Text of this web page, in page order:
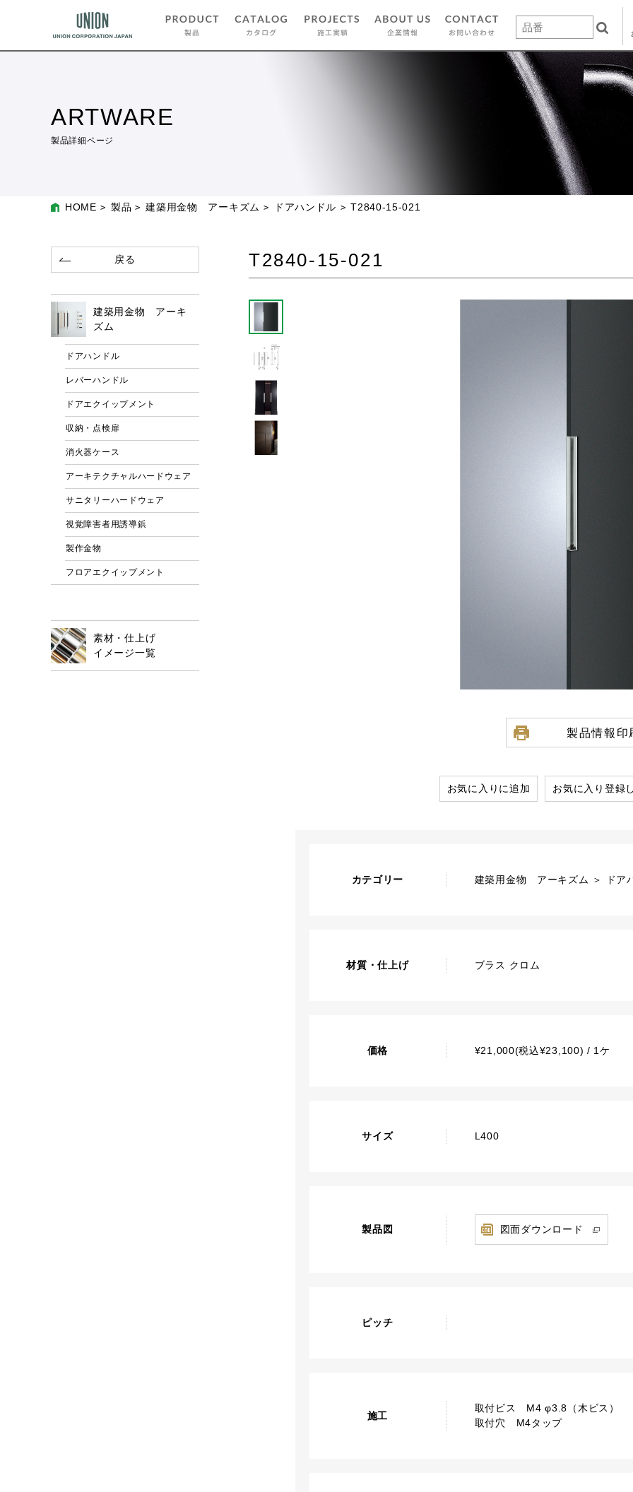
ARTWARE
製品詳細ページ
HOME 製品 建築用金物 アーキズム ドアハンドル T2840-15-021
T2840-15-021
製品情報印
お気に入りに追加 お気に入り登録
カテゴリー 建築用金物 アーキズム ＞ ドア
材質・仕上げ ブラス クロム
価格 ¥21,000(税込¥23,100) / 1ケ
サイズ L400
製品図 図面ダウンロード
ピッチ
施工
取付ビス M4 φ3.8（木ビス）
取付穴 M4タップ
戻る
建築用金物 アーキ
ズム
ドアハンドル
レバーハンドル
ドアエクイップメント
収納・点検扉
消火器ケース
アーキテクチャルハードウェア
サニタリーハードウェア
視覚障害者用誘導鋲
製作金物
フロアエクイップメント
素材・仕上げ
イメージ一覧